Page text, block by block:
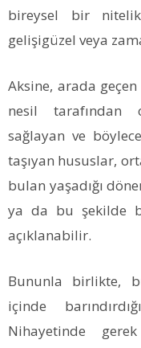
bireysel bir
gelişigüzel veya
Aksine, arada
nesil tarafından
sağlayan ve
taşıyan hususlar,
bulan yaşadığı
ya da bu şekilde
açıklanabilir.
Bununla birlikte,
içinde
Nihayetinde